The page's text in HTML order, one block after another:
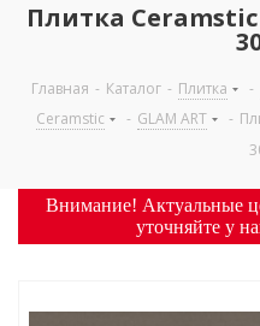
Плитка
Главная - Каталог - Плитка -
Ceramstic
- GLAM ART -
Внимание! Актуальные
уточняйте у